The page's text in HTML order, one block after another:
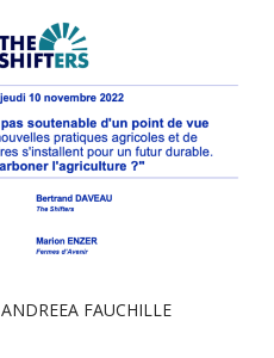
ANDREEA FAUCHILLE